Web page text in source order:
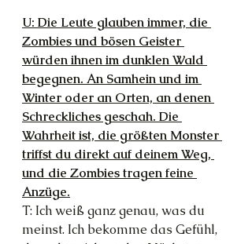
U: Die Leute glauben immer, die
Zombies und bösen Geister
würden ihnen im dunklen Wald
begegnen. An Samhein und im
Winter oder an Orten, an denen
Schreckliches geschah. Die
Wahrheit ist, die größten Monster
triffst du direkt auf deinem Weg,
und die Zombies tragen feine
Anzüge.
T: Ich weiß ganz genau, was du
meinst. Ich bekomme das Gefühl,